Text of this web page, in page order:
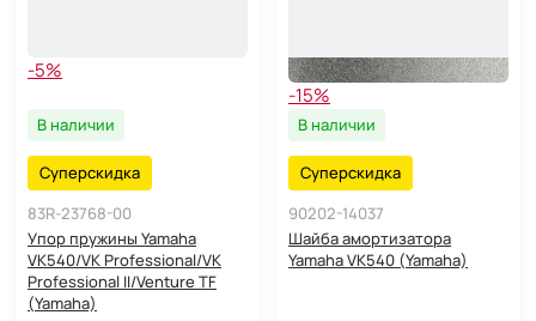
-5%
В наличии
Суперскидка
83R-23768-00
Упор пружины Yamaha
VK540/VK Professional/VK
Professional II/Venture TF
(Yamaha)
-15%
В наличии
Суперскидка
90202-14037
Шайба амортизатора
Yamaha VK540 (Yamaha)